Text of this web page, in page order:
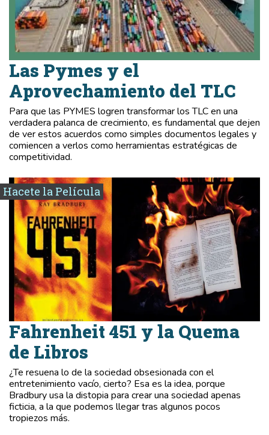
Las Pymes y el
Aprovechamiento del TLC
Para que las PYMES logren transformar los TLC en una
verdadera palanca de crecimiento, es fundamental que dejen
de ver estos acuerdos como simples documentos legales y
comiencen a verlos como herramientas estratégicas de
competitividad.
Hacete la Película
Fahrenheit 451 y la Quema
de Libros
¿Te resuena lo de la sociedad obsesionada con el
entretenimiento vacío, cierto? Esa es la idea, porque
Bradbury usa la distopia para crear una sociedad apenas
ficticia, a la que podemos llegar tras algunos pocos
tropiezos más.